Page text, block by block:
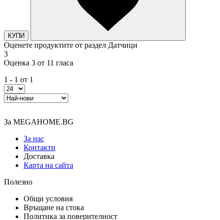
КУПИ
Оценете продуктите от раздел Датчици
3
Оценка 3 от 11 гласа
1 - 1 от 1
За MEGAHOME.BG
За нас
Контакти
Доставка
Карта на сайта
Полезно
Общи условия
Връщане на стока
Политика за поверителност